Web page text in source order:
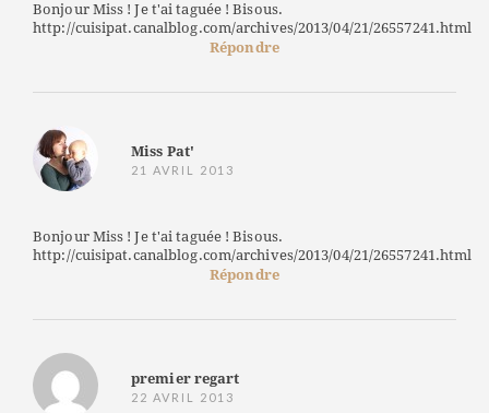
Bonjour Miss ! Je t'ai taguée ! Bisous.
http://cuisipat.canalblog.com/archives/2013/04/21/26557241.html
Répondre
Miss Pat'
21 AVRIL 2013
Bonjour Miss ! Je t'ai taguée ! Bisous.
http://cuisipat.canalblog.com/archives/2013/04/21/26557241.html
Répondre
premier regart
22 AVRIL 2013